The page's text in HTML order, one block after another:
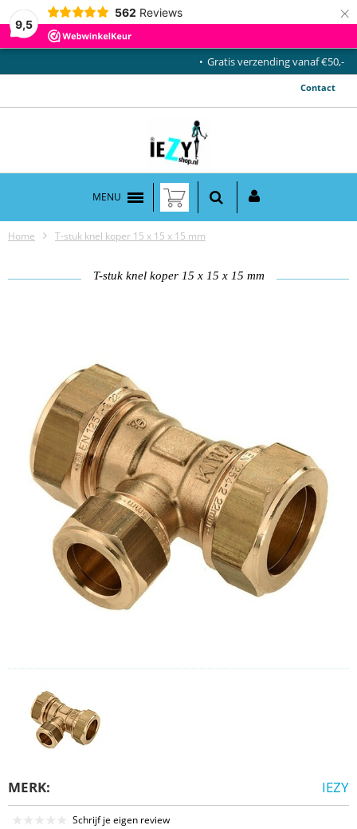
9,5
562 Reviews ×
Gratis verzending vanaf €50,-
Contact
MENU
Home T-stuk knel koper 15 x 15 x 15 mm
T-stuk knel koper 15 x 15 x 15 mm
MERK: IEZY
Schrijf je eigen review